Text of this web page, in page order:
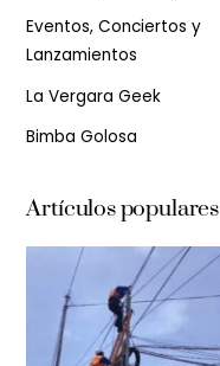
Eventos, Conciertos y
Lanzamientos
La Vergara Geek
Bimba Golosa
Artículos populares